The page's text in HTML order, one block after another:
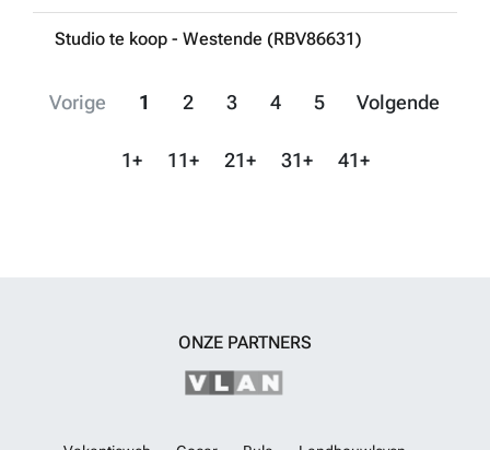
Studio te koop - Westende (RBV86631)
Vorige 1 2 3 4 5 Volgende
1+ 11+ 21+ 31+ 41+
ONZE PARTNERS